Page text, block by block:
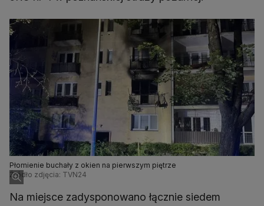
Płomienie buchały z okien na pierwszym piętrze
Źródło zdjęcia: TVN24
Na miejsce zadysponowano łącznie siedem